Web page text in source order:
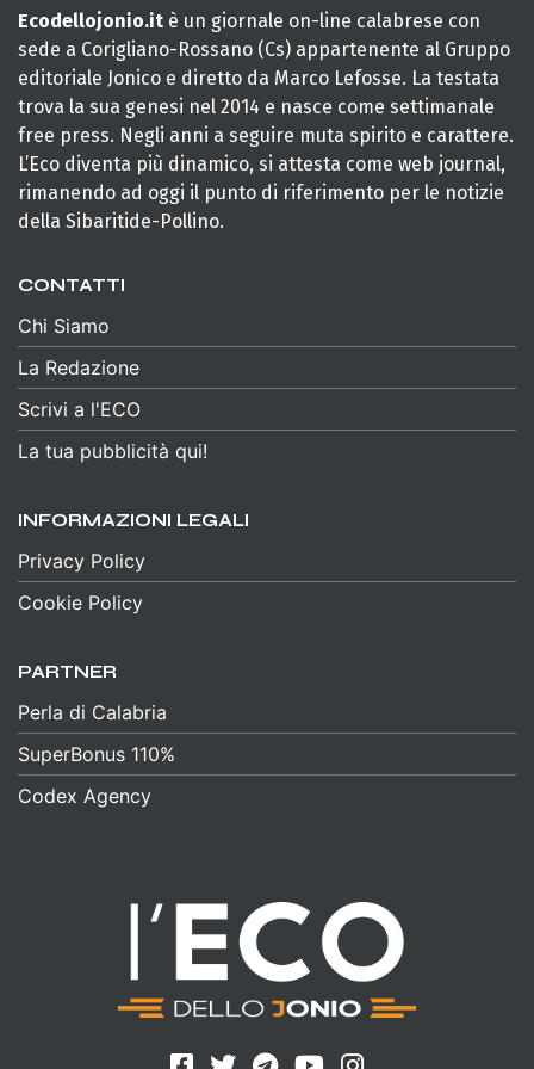
Ecodellojonio.it è un giornale on-line calabrese con
sede a Corigliano-Rossano (Cs) appartenente al Gruppo
editoriale Jonico e diretto da Marco Lefosse. La testata
trova la sua genesi nel 2014 e nasce come settimanale
free press. Negli anni a seguire muta spirito e carattere.
L’Eco diventa più dinamico, si attesta come web journal,
rimanendo ad oggi il punto di riferimento per le notizie
della Sibaritide-Pollino.
CONTATTI
Chi Siamo
La Redazione
Scrivi a l'ECO
La tua pubblicità qui!
INFORMAZIONI LEGALI
Privacy Policy
Cookie Policy
PARTNER
Perla di Calabria
SuperBonus 110%
Codex Agency